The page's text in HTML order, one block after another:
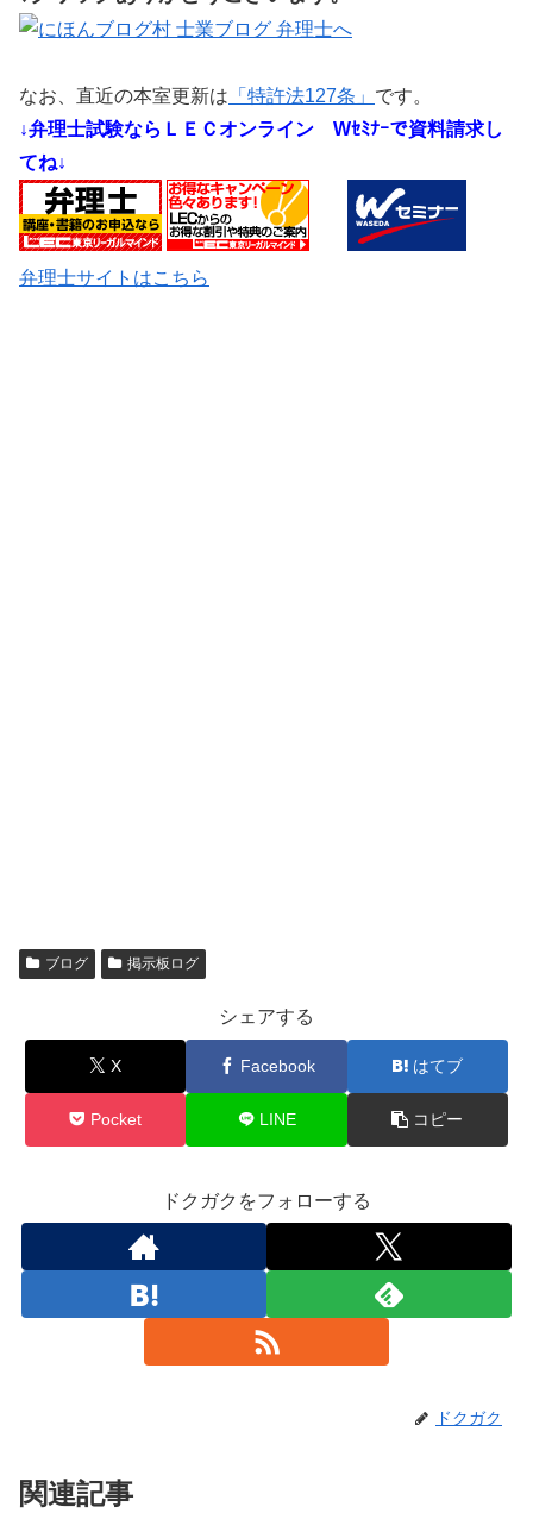
なお、直近の本室更新は 「特許法127条」 です。
↓弁理士試験ならＬＥＣオンライン
Wｾﾐﾅｰで資料請求し
てね↓
弁理士サイトはこちら
ブログ 掲示板ログ
シェアする
X Facebook はてブ
Pocket LINE コピー
ドクガクをフォローする
ドクガク
関連記事